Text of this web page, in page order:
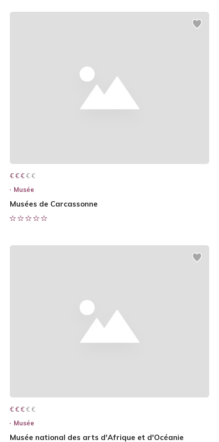
€ € € € €
€ € €
Musée
Musées de Carcassonne
€ € € € €
€ € €
Musée
Musée national des arts d'Afrique et d'Océanie